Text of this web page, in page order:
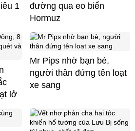
1
đường qua eo biển
Hormuz
lở
Mr Pips nhờ bạn bè,
người thân đứng tên loạt
xe sang